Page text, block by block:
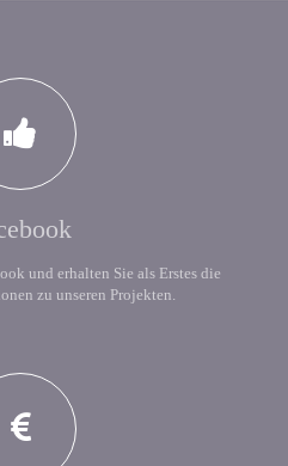
und erhalten Sie als Erstes die
zu unseren Projekten.